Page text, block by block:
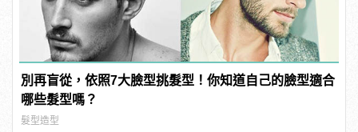
別再盲從，依照7大臉型挑髮型！你知道自己的臉型適合
哪些髮型嗎？
髮型造型